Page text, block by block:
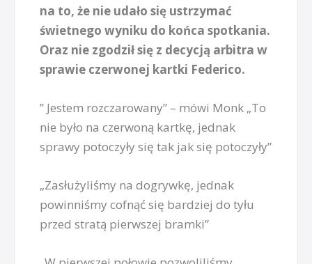
na to, że nie udało się ustrzymać
świetnego wyniku do końca spotkania.
Oraz nie zgodził się z decycją arbitra w
sprawie czerwonej kartki Federico.
” Jestem rozczarowany” – mówi Monk „To
nie było na czerwoną kartkę, jednak
sprawy potoczyły się tak jak się potoczyły”
„Zasłużyliśmy na dogrywkę, jednak
powinniśmy cofnąć się bardziej do tyłu
przed stratą pierwszej bramki”